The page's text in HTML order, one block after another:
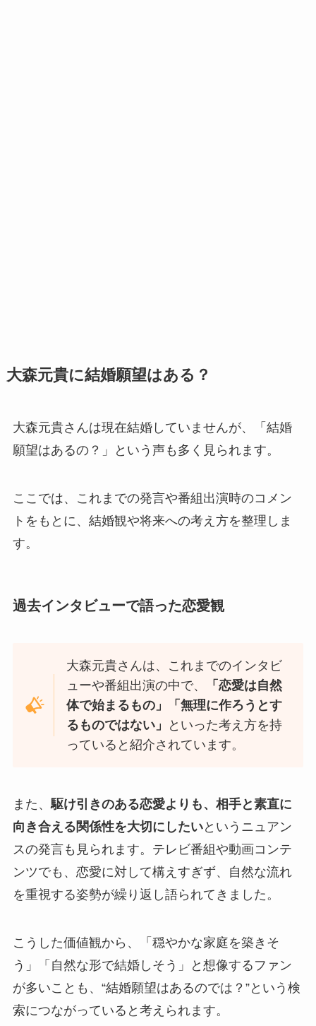
大森元貴に結婚願望はある？
大森元貴さんは現在結婚していませんが、「結婚
願望はあるの？」という声も多く見られます。
ここでは、これまでの発言や番組出演時のコメン
トをもとに、結婚観や将来への考え方を整理しま
す。
過去インタビューで語った恋愛観
大森元貴さんは、これまでのインタビ
ューや番組出演の中で、
「恋愛は自然
体で始まるもの」「無理に作ろうとす
るものではない」
といった考え方を持
っていると紹介されています。
また、駆け引きのある恋愛よりも、相手と素直に
向き合える関係性を大切にしたいというニュアン
スの発言も見られます。テレビ番組や動画コンテ
ンツでも、恋愛に対して構えすぎず、自然な流れ
を重視する姿勢が繰り返し語られてきました。
こうした価値観から、「穏やかな家庭を築きそ
う」「自然な形で結婚しそう」と想像するファン
が多いことも、“結婚願望はあるのでは？”という検
索につながっていると考えられます。